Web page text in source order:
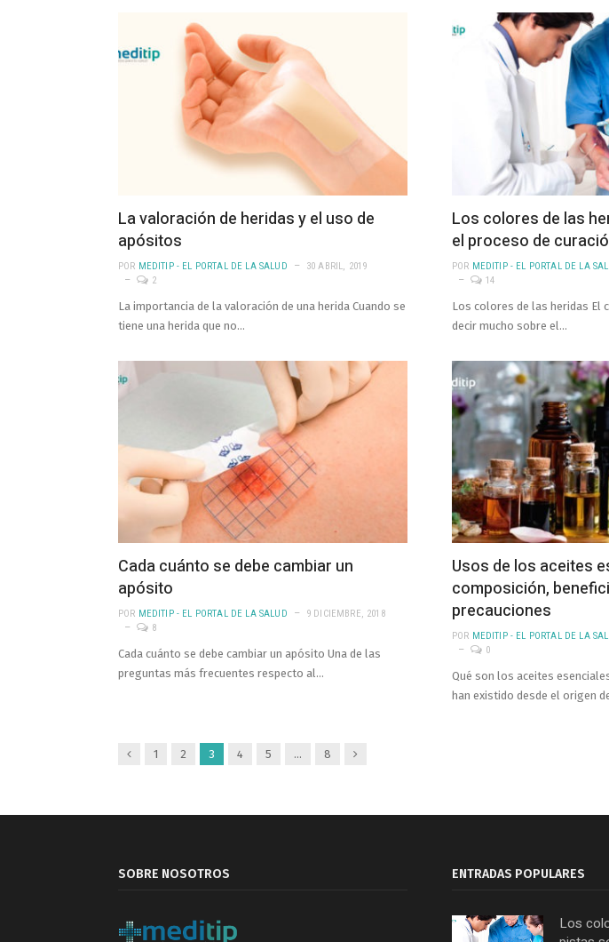
La valoración de heridas y el uso de
apósitos
POR MEDITIP - EL PORTAL DE LA SALUD
30 ABRIL, 2019
2
La importancia de la valoración de una herida Cuando se
tiene una herida que no…
Los colores de las
el proceso de
POR MEDITIP - EL PORTAL DE LA
14
Los colores de las heridas El
decir mucho sobre el…
Cada cuánto se debe cambiar un
apósito
POR MEDITIP - EL PORTAL DE LA SALUD
9 DICIEMBRE, 2018
8
Cada cuánto se debe cambiar un apósito Una de las
preguntas más frecuentes respecto al…
Usos de los aceites
composición,
precauciones
POR MEDITIP - EL PORTAL DE LA
0
Qué son los aceites
han existido desde el origen
Anterior
1 2 3 4 5 … 8 Siguiente
SOBRE NOSOTROS ENTRADAS POPULARES
Los